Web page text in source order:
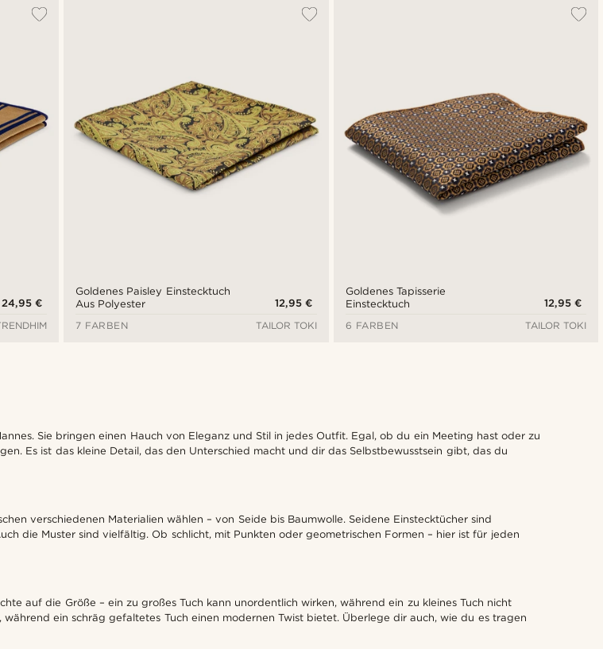
24,95 €
Goldenes Paisley Einstecktuch
Aus Polyester
12,95 €
7 FARBEN
TAILOR TOKI
Goldenes Tapisserie
Einstecktuch
12,95 €
6 FARBEN
TAILOR TOKI
Sie bringen einen Hauch von Eleganz und Stil in jedes Outfit. Egal, ob du ein Meeting hast oder zu
Es ist das kleine Detail, das den Unterschied macht und dir das Selbstbewusstsein gibt, das du
verschiedenen Materialien wählen – von Seide bis Baumwolle. Seidene Einstecktücher sind
die Muster sind vielfältig. Ob schlicht, mit Punkten oder geometrischen Formen – hier ist für jeden
auf die Größe – ein zu großes Tuch kann unordentlich wirken, während ein zu kleines Tuch nicht
ein schräg gefaltetes Tuch einen modernen Twist bietet. Überlege dir auch, wie du es tragen